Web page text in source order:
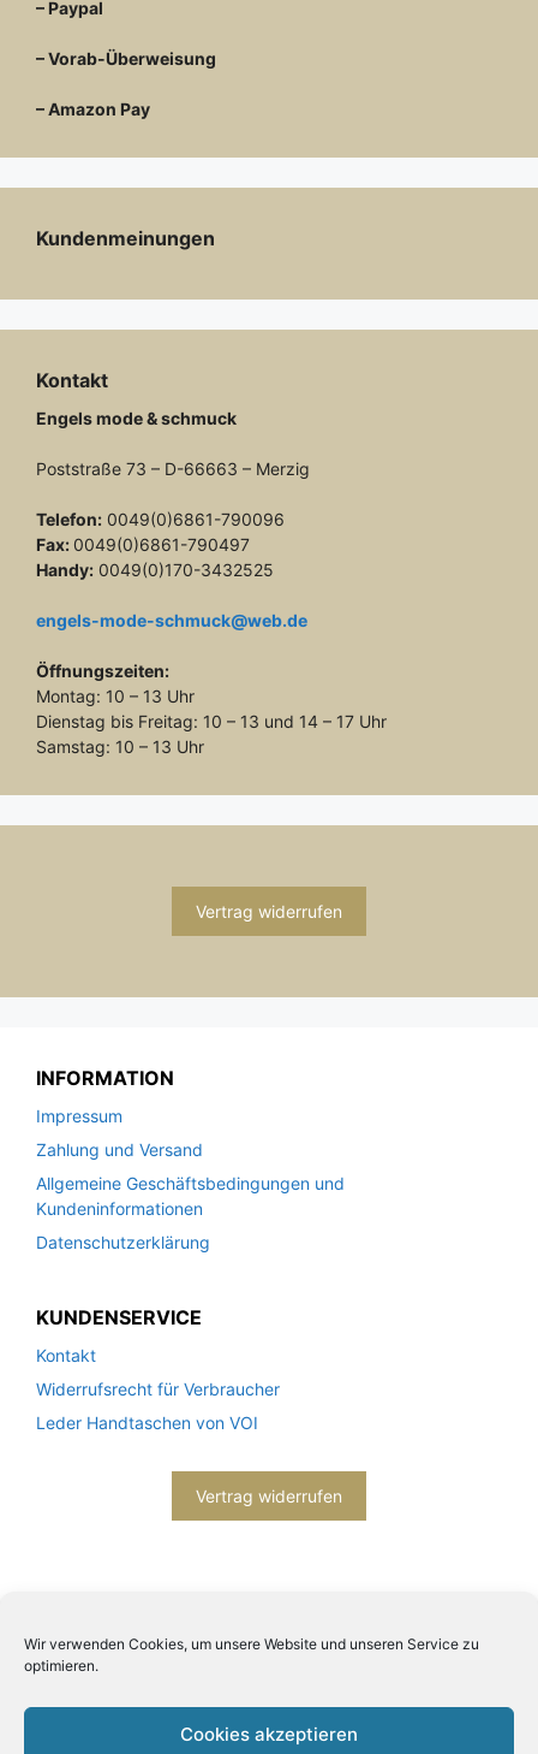
Wir verwenden Cookies, um unsere Website und unseren Service zu
optimieren.
Cookies akzeptieren
– Paypal
– Vorab-Überweisung
– Amazon Pay
Kundenmeinungen
Kontakt
Engels mode & schmuck
Poststraße 73 – D-66663 – Merzig
Telefon: 0049(0)6861-790096
Fax: 0049(0)6861-790497
Handy: 0049(0)170-3432525
engels-mode-schmuck@web.de
Öffnungszeiten:
Montag: 10 – 13 Uhr
Dienstag bis Freitag: 10 – 13 und 14 – 17 Uhr
Samstag: 10 – 13 Uhr
Vertrag widerrufen
INFORMATION
Impressum
Zahlung und Versand
Allgemeine Geschäftsbedingungen und
Kundeninformationen
Datenschutzerklärung
KUNDENSERVICE
Kontakt
Widerrufsrecht für Verbraucher
Leder Handtaschen von VOI
Vertrag widerrufen